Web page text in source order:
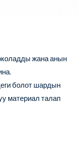
жана анын
болот шардын
материал талап